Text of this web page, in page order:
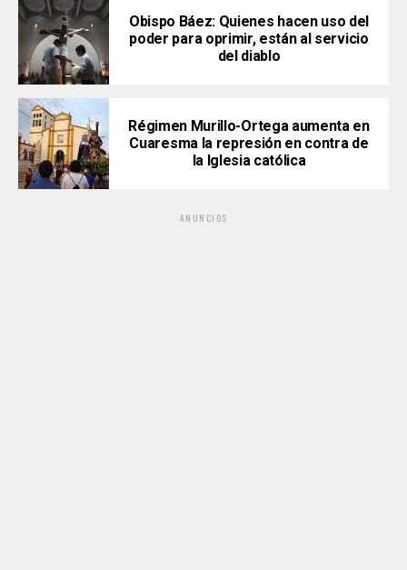
Obispo Báez: Quienes hacen uso del
poder para oprimir, están al servicio
del diablo
Régimen Murillo-Ortega aumenta en
Cuaresma la represión en contra de
la Iglesia católica
ANUNCIOS